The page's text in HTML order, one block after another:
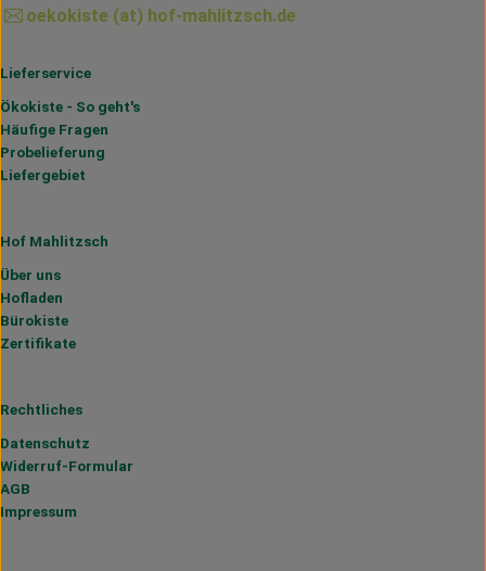
oekokiste (at) hof-mahlitzsch.de
Lieferservice
Ökokiste - So geht's
Häufige Fragen
Probelieferung
Liefergebiet
Hof Mahlitzsch
Über uns
Hofladen
Bürokiste
Zertifikate
Rechtliches
Datenschutz
Widerruf-Formular
AGB
Impressum